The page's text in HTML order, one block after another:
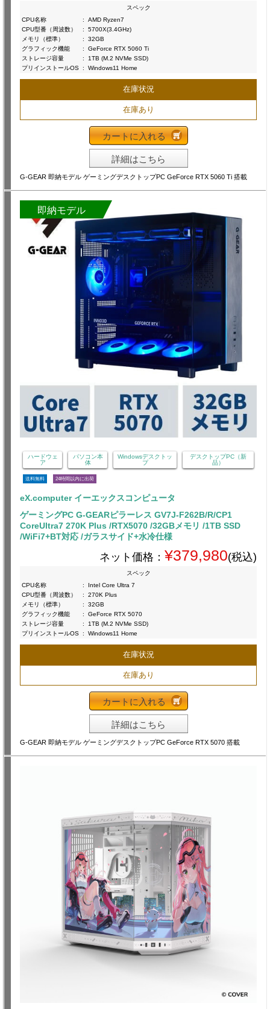
スペック
CPU名称
:
AMD Ryzen7
CPU型番（周波数）
:
5700X(3.4GHz)
メモリ（標準）
:
32GB
グラフィック機能
:
GeForce RTX 5060 Ti
ストレージ容量
:
1TB (M.2 NVMe SSD)
プリインストールOS : Windows11 Home
在庫状況
在庫あり
カートに入れる
詳細はこちら
G-GEAR 即納モデル ゲーミングデスクトップPC GeForce RTX 5060 Ti 搭載
即納モデル
ハードウェ
ア
パソコン本
体
Windowsデスクトッ
プ
デスクトップPC（新
品）
送料無料 24時間以内に出荷
eX.computer イーエックスコンピュータ
ゲーミングPC G-GEARピラーレス GV7J-F262B/R/CP1
CoreUltra7 270K Plus /RTX5070 /32GBメモリ /1TB SSD
/WiFi7+BT対応 /ガラスサイド+水冷仕様
ネット価格： ¥379,980(税込)
スペック
CPU名称
:
Intel Core Ultra 7
CPU型番（周波数）
:
270K Plus
メモリ（標準）
:
32GB
グラフィック機能
:
GeForce RTX 5070
ストレージ容量
:
1TB (M.2 NVMe SSD)
プリインストールOS : Windows11 Home
在庫状況
在庫あり
カートに入れる
詳細はこちら
G-GEAR 即納モデル ゲーミングデスクトップPC GeForce RTX 5070 搭載